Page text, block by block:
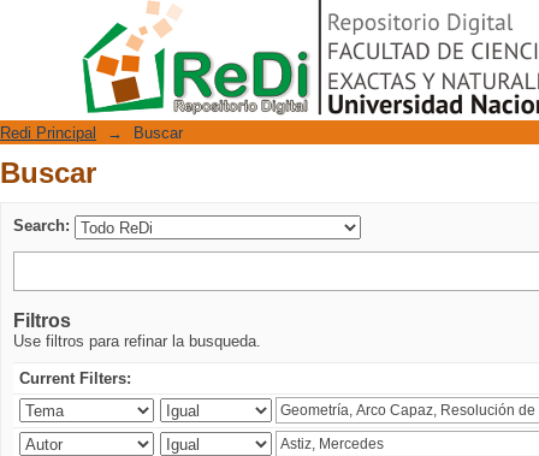
Repositorio Digital
Redi Principal → Buscar
Buscar
Search:
Filtros
Use filtros para refinar la busqueda.
Current Filters: